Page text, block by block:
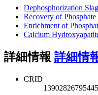
Dephosphorization Slag
Recovery of Phosphate
Enrichment of
Calcium
詳細情報 詳細情
CRID